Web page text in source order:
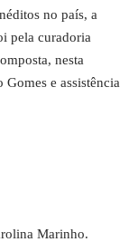
no país, a
pela curadoria
nesta
e assistência
Marinho.